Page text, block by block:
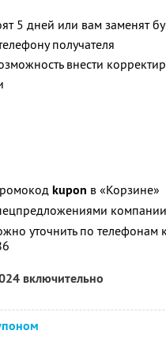
5 дней или вам заменят
получателя
внести
kupon в «Корзине»
компании
уточнить по телефонам
включительно